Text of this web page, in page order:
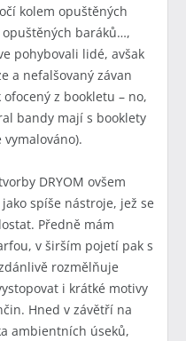
kolem opuštěných
baráků…,
pohybovali lidé, avšak
a nefalšovaný závan
z bookletu – no,
bandy mají s booklety
DRYOM ovšem
spíše nástroje, jež se
Předně mám
v širším pojetí pak s
rozmělňuje
i krátké motivy
Hned v závětří na
ambientních úseků,